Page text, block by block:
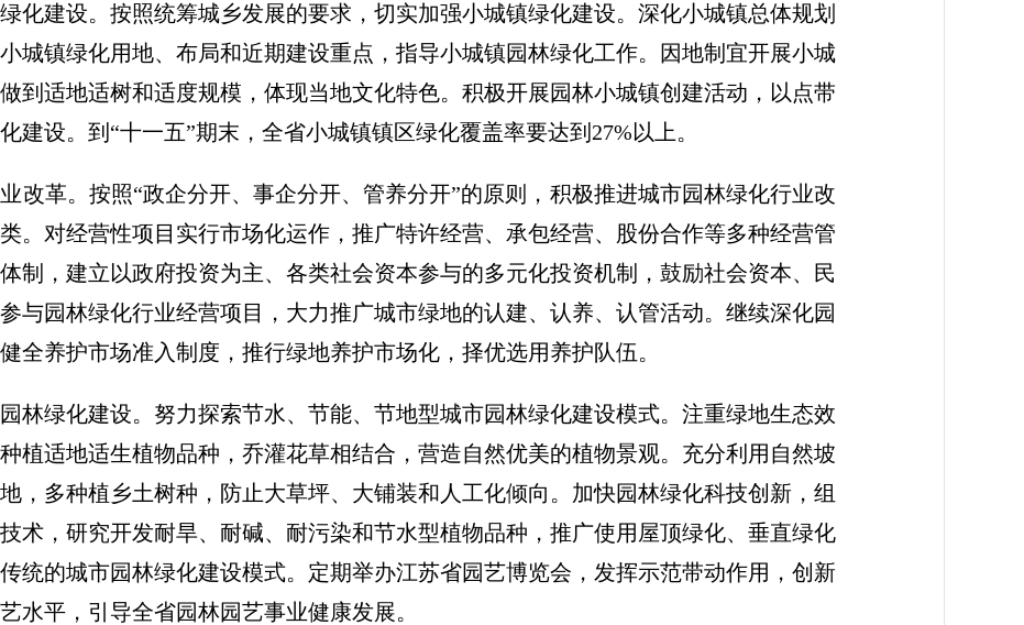
化建设。按照统筹城乡发展的要求，切实加强小城镇绿化建设。深化小城镇总体规划
城镇绿化用地、布局和近期建设重点，指导小城镇园林绿化工作。因地制宜开展小城
到适地适树和适度规模，体现当地文化特色。积极开展园林小城镇创建活动，以点带
建设。到“十一五”期末，全省小城镇镇区绿化覆盖率要达到27%以上。
改革。按照“政企分开、事企分开、管养分开”的原则，积极推进城市园林绿化行业改
。对经营性项目实行市场化运作，推广特许经营、承包经营、股份合作等多种经营管
制，建立以政府投资为主、各类社会资本参与的多元化投资机制，鼓励社会资本、民
与园林绿化行业经营项目，大力推广城市绿地的认建、认养、认管活动。继续深化园
全养护市场准入制度，推行绿地养护市场化，择优选用养护队伍。
林绿化建设。努力探索节水、节能、节地型城市园林绿化建设模式。注重绿地生态效
植适地适生植物品种，乔灌花草相结合，营造自然优美的植物景观。充分利用自然坡
，多种植乡土树种，防止大草坪、大铺装和人工化倾向。加快园林绿化科技创新，组
术，研究开发耐旱、耐碱、耐污染和节水型植物品种，推广使用屋顶绿化、垂直绿化
统的城市园林绿化建设模式。定期举办江苏省园艺博览会，发挥示范带动作用，创新
水平，引导全省园林园艺事业健康发展。